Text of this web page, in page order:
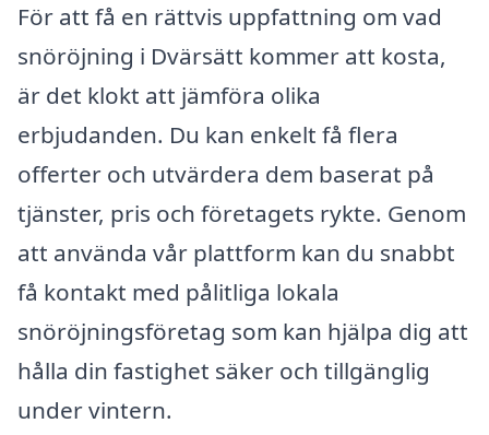
För att få en rättvis uppfattning om vad
snöröjning i Dvärsätt kommer att kosta,
är det klokt att jämföra olika
erbjudanden. Du kan enkelt få flera
offerter och utvärdera dem baserat på
tjänster, pris och företagets rykte. Genom
att använda vår plattform kan du snabbt
få kontakt med pålitliga lokala
snöröjningsföretag som kan hjälpa dig att
hålla din fastighet säker och tillgänglig
under vintern.